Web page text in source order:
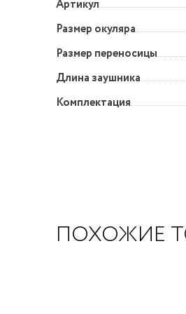
Артикул
Размер окуляра
Размер переносицы
Длина заушника
Комплектация
ПОХОЖИЕ